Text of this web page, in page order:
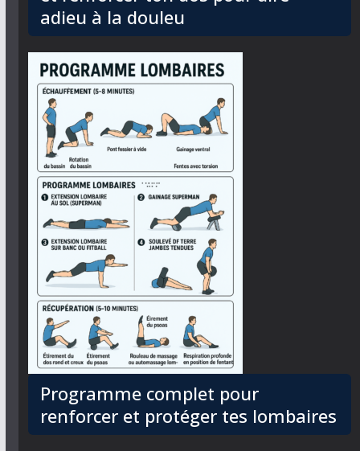
adieu à la douleu
Programme complet pour
renforcer et protéger tes lombaires